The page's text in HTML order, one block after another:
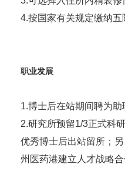
4.按国家有关规定缴纳五
职业发展
1.博士后在站期间聘为助
2.研究所预留1/3正式科
优秀博士后出站留所；
州医药港建立人才战略